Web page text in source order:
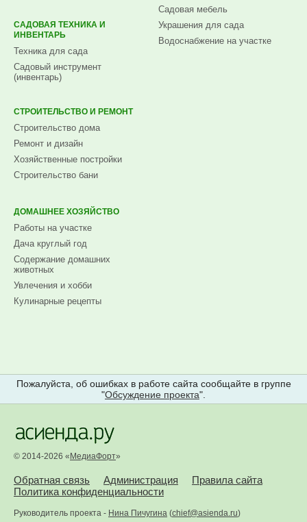
САДОВАЯ ТЕХНИКА И
ИНВЕНТАРЬ
Техника для сада
Садовый инструмент
(инвентарь)
Садовая мебель
Украшения для сада
Водоснабжение на участке
СТРОИТЕЛЬСТВО И РЕМОНТ
Строительство дома
Ремонт и дизайн
Хозяйственные постройки
Строительство бани
ДОМАШНЕЕ ХОЗЯЙСТВО
Работы на участке
Дача круглый год
Содержание домашних
животных
Увлечения и хобби
Кулинарные рецепты
Пожалуйста, об ошибках в работе сайта сообщайте в группе
"Обсуждение проекта".
© 2014-2026 « МедиаФорт»
Обратная связь Администрация
Правила сайта
Политика конфиденциальности
Руководитель проекта - Нина Пичугина (chief@asienda.ru)